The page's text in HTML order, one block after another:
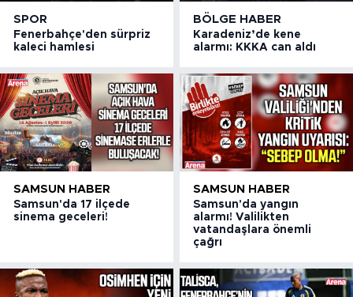
SPOR
Fenerbahçe'den sürpriz
kaleci hamlesi
BÖLGE HABER
Karadeniz’de kene
alarmı: KKKA can aldı
SAMSUN HABER
Samsun'da 17 ilçede
sinema geceleri!
SAMSUN HABER
Samsun'da yangın
alarmı! Valilikten
vatandaşlara önemli
çağrı